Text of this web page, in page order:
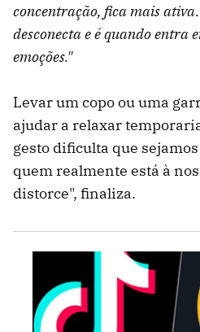
concentração, fica mais ativa.
desconecta e é quando entra
emoções."
Levar um copo ou uma
ajudar a relaxar
gesto dificulta que
quem realmente está à
distorce", finaliza.